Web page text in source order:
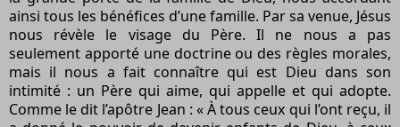
ainsi tous les bénéfices d’une famille. Par sa venue, Jésus
nous révèle le visage du Père. Il ne nous a pas
seulement apporté une doctrine ou des règles morales,
mais il nous a fait connaître qui est Dieu dans son
intimité : un Père qui aime, qui appelle et qui adopte.
Comme le dit l’apôtre Jean : « À tous ceux qui l’ont reçu, il